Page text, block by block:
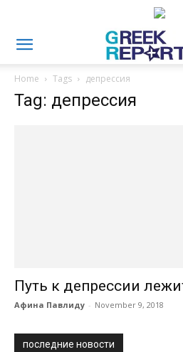
Home Tags депрессия
Tag: депрессия
Путь к депрессии
Афина Павлиду - November 9, 2018
последние новости